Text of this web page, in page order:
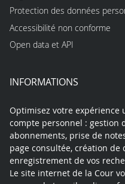
Protection des données
Accessibilité non conforme
Open data et API
INFORMATIONS
Optimisez votre
compte personnel : gestion
abonnements, prise de
page consultée, création de
enregistrement de vos
Le site internet de la Cour